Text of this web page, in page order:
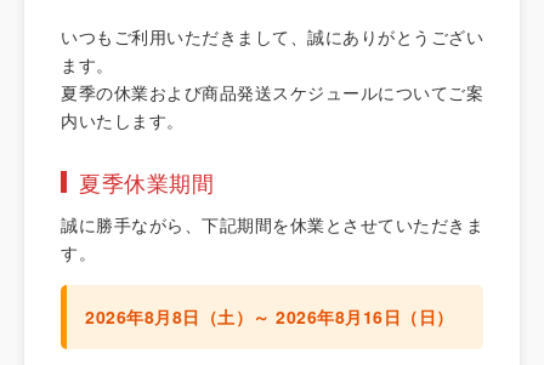
いつもご利用いただきまして、誠にありがとうござい
ます。
夏季の休業および商品発送スケジュールについてご案
内いたします。
夏季休業期間
誠に勝手ながら、下記期間を休業とさせていただきま
す。
2026年8月8日（土）～ 2026年8月16日（日）